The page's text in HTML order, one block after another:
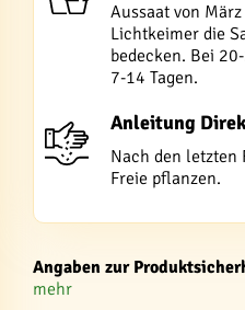
Aussaat von
Lichtkeimer die
bedecken. Bei
7-14 Tagen.
Anleitung
Nach den letzten
Freie pflanzen.
Angaben zur
mehr